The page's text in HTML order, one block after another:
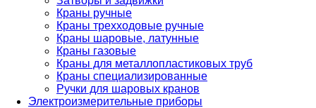
Краны ручные
Краны трехходовые ручные
Краны шаровые, латунные
Краны газовые
Краны для металлопластиковых труб
Краны специализированные
Ручки для шаровых кранов
Электроизмерительные приборы